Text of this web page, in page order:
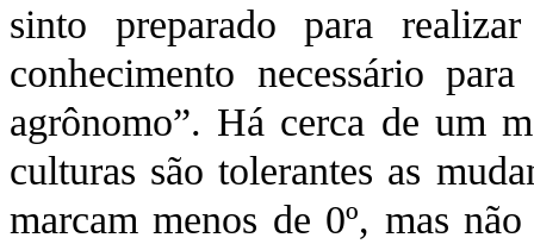
sinto preparado para
conhecimento necessário
agrônomo”. Há cerca de um
culturas são tolerantes as
marcam menos de 0º, mas